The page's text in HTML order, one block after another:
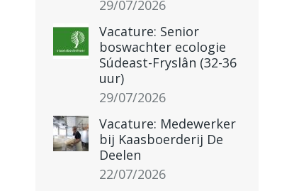
29/07/2026
Vacature: Senior
boswachter ecologie
Súdeast-Fryslân (32-36
uur)
29/07/2026
Vacature: Medewerker
bij Kaasboerderij De
Deelen
22/07/2026